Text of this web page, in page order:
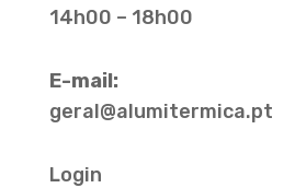
14h00 – 18h00
E-mail:
geral@alumitermica.pt
Login